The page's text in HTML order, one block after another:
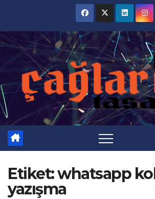
content
Etiket:whatsapp
yazışma